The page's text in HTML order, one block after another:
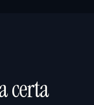
certa